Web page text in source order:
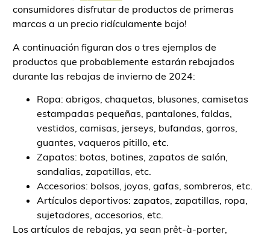
consumidores disfrutar de productos de primeras
marcas a un precio ridículamente bajo!
A continuación figuran dos o tres ejemplos de
productos que probablemente estarán rebajados
durante las rebajas de invierno de 2024:
Ropa: abrigos, chaquetas, blusones, camisetas
estampadas pequeñas, pantalones, faldas,
vestidos, camisas, jerseys, bufandas, gorros,
guantes, vaqueros pitillo, etc.
Zapatos: botas, botines, zapatos de salón,
sandalias, zapatillas, etc.
Accesorios: bolsos, joyas, gafas, sombreros, etc.
Artículos deportivos: zapatos, zapatillas, ropa,
sujetadores, accesorios, etc.
Los artículos de rebajas, ya sean prêt-à-porter,